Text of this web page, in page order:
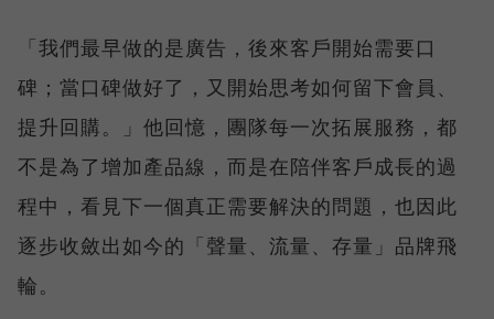
「我們最早做的是廣告，後來客戶開始需要口
碑；當口碑做好了，又開始思考如何留下會員、
提升回購。」他回憶，團隊每一次拓展服務，都
不是為了增加產品線，而是在陪伴客戶成長的過
程中，看見下一個真正需要解決的問題，也因此
逐步收斂出如今的「聲量、流量、存量」品牌飛
輪。